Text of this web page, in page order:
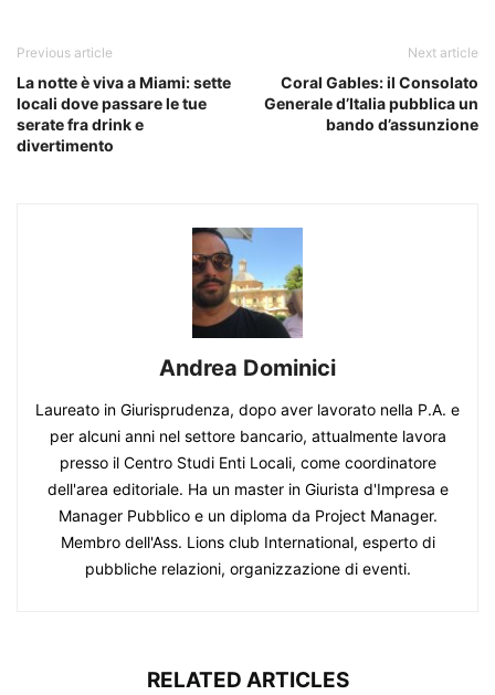
Previous article
La notte è viva a Miami: sette
locali dove passare le tue
serate fra drink e
divertimento
Next article
Coral Gables: il Consolato
Generale d’Italia pubblica un
bando d’assunzione
Andrea Dominici
Laureato in Giurisprudenza, dopo aver lavorato nella P.A. e
per alcuni anni nel settore bancario, attualmente lavora
presso il Centro Studi Enti Locali, come coordinatore
dell'area editoriale. Ha un master in Giurista d'Impresa e
Manager Pubblico e un diploma da Project Manager.
Membro dell'Ass. Lions club International, esperto di
pubbliche relazioni, organizzazione di eventi.
RELATED ARTICLES